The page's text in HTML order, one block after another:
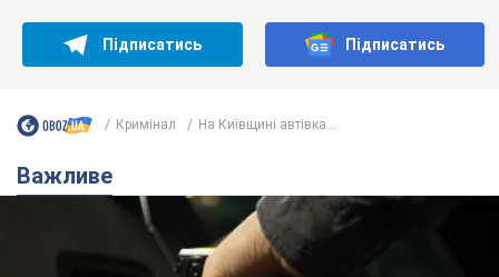
Підписатись Підписатись
Кримінал На Київщині автівка...
Важливе